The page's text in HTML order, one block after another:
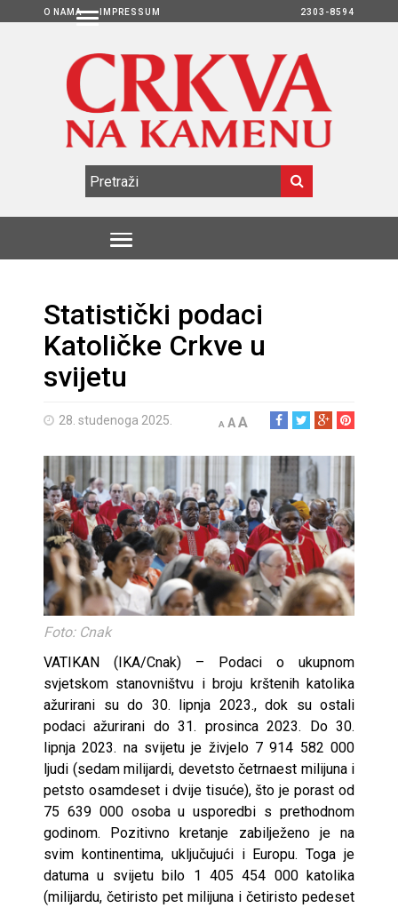
O NAMA IMPRESSUM 2303-8594
Statistički podaci
Katoličke Crkve u
svijetu
28. studenoga 2025. A AA
Foto: Cnak
VATIKAN (IKA/Cnak) – Podaci o ukupnom
svjetskom stanovništvu i broju krštenih katolika
ažurirani su do 30. lipnja 2023., dok su ostali
podaci ažurirani do 31. prosinca 2023. Do 30.
lipnja 2023. na svijetu je živjelo 7 914 582 000
ljudi (sedam milijardi, devetsto četrnaest milijuna i
petsto osamdeset i dvije tisuće), što je porast od
75 639 000 osoba u usporedbi s prethodnom
godinom. Pozitivno kretanje zabilježeno je na
svim kontinentima, uključujući i Europu. Toga je
datuma u svijetu bilo 1 405 454 000 katolika
(milijardu, četiristo pet milijuna i četiristo pedeset